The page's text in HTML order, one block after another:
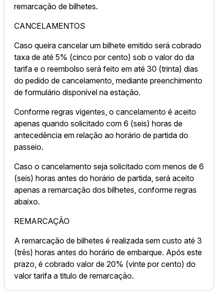
remarcação de bilhetes.
CANCELAMENTOS
Caso queira cancelar um bilhete emitido será cobrado
taxa de até 5% (cinco por cento) sob o valor do da
tarifa e o reembolso será feito em até 30 (trinta) dias
do pedido de cancelamento, mediante preenchimento
de formulário disponível na estação.
Conforme regras vigentes, o cancelamento é aceito
apenas quando solicitado com 6 (seis) horas de
antecedência em relação ao horário de partida do
passeio.
Caso o cancelamento seja solicitado com menos de 6
(seis) horas antes do horário de partida, será aceito
apenas a remarcação dos bilhetes, conforme regras
abaixo.
REMARCAÇÃO
A remarcação de bilhetes é realizada sem custo até 3
(três) horas antes do horário de embarque. Após este
prazo, é cobrado valor de 20% (vinte por cento) do
valor tarifa a titulo de remarcação.